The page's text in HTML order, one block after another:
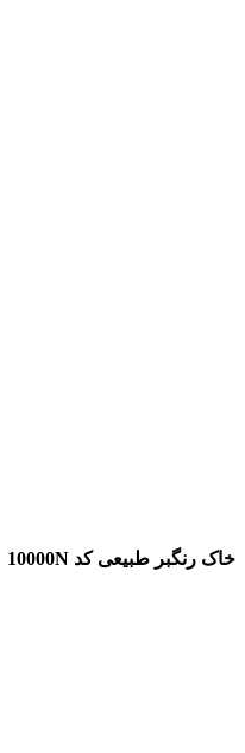
خاک رنگبر طبیعی کد 10000N